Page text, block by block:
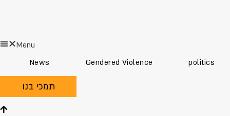
Menu
News
Gendered Violence politics
תמכי בנו